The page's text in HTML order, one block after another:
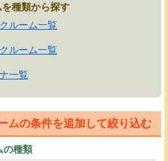
種類から探す
ルーム一覧
ルーム一覧
一覧
ムの条件を追加して絞り込む
の種類